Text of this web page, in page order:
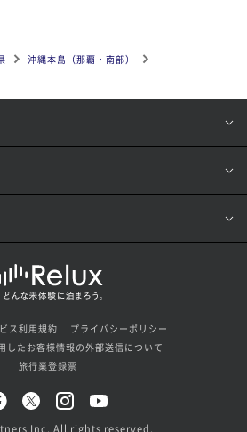
沖縄本島（那覇・南部）
ス利用規約
プライバシーポリシー
したお客様情報の外部送信について
旅行業登録票
Inc. All rights reserved.